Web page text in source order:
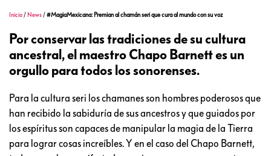
Inicio / News /#MagiaMexicana: Premian al chamán seri que cura al mundo con su voz
Por conservar las tradiciones de su cultura
ancestral, el maestro Chapo Barnett es un
orgullo para todos los sonorenses.
Para la cultura seri los chamanes son hombres poderosos que
han recibido la sabiduría de sus ancestros y que guiados por
los espíritus son capaces de manipular la magia de la Tierra
para lograr cosas increíbles. Y en el caso del Chapo Barnett,